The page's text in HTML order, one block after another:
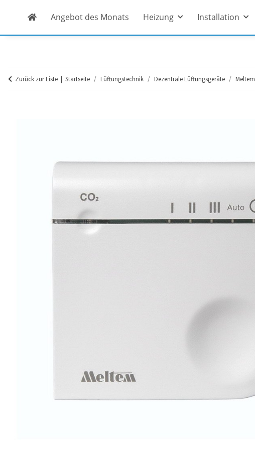
Angebot des Monats Heizung Installation
Zurück zur Liste Startseite Lüftungstechnik Dezentrale Lüftungsgeräte Meltem